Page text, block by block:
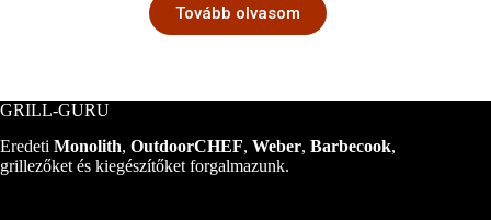
Tovább olvasom
GRILL-GURU
Eredeti Monolith, OutdoorCHEF, Weber, Barbecook,
grillezőket és kiegészítőket forgalmazunk.